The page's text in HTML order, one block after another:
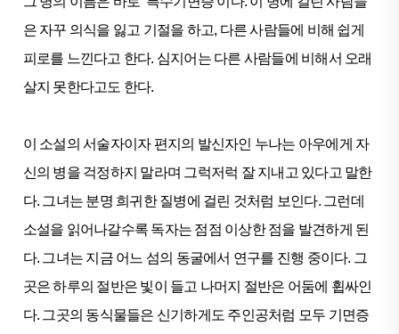
은 자꾸 의식을 잃고 기절을 하고, 다른 사람들에 비해 쉽게
피로를 느낀다고 한다. 심지어는 다른 사람들에 비해서 오래
살지 못한다고도 한다.
이 소설의 서술자이자 편지의 발신자인 누나는 아우에게 자
신의 병을 걱정하지 말라며 그럭저럭 잘 지내고 있다고 말한
다. 그녀는 분명 희귀한 질병에 걸린 것처럼 보인다. 그런데
소설을 읽어나갈수록 독자는 점점 이상한 점을 발견하게 된
다. 그녀는 지금 어느 섬의 동굴에서 연구를 진행 중이다. 그
곳은 하루의 절반은 빛이 들고 나머지 절반은 어둠에 휩싸인
다. 그곳의 동식물들은 신기하게도 주인공처럼 모두 기면증